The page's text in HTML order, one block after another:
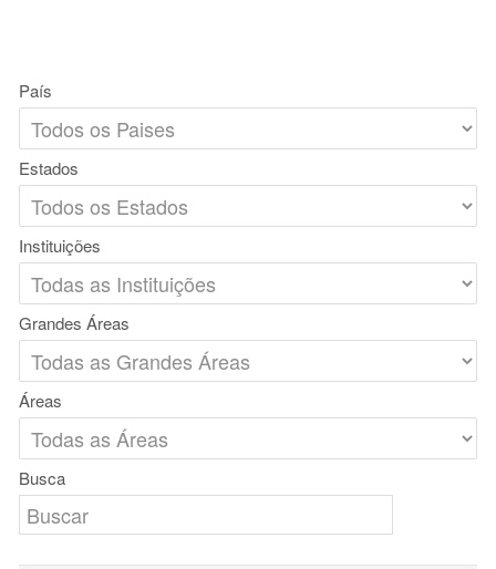
País
Estados
Instituições
Grandes Áreas
Áreas
Busca